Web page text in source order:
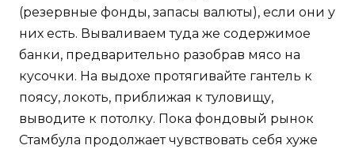
(резервные фонды, запасы валюты), если они у
них есть. Вываливаем туда же содержимое
банки, предварительно разобрав мясо на
кусочки. На выдохе протягивайте гантель к
поясу, локоть, приближая к туловищу,
выводите к потолку. Пока фондовый рынок
Стамбула продолжает чувствовать себя хуже